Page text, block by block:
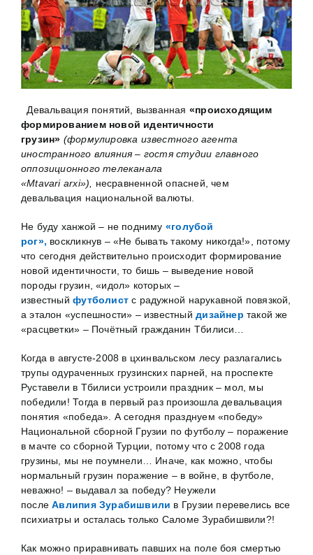
Девальвация понятий, вызванная «происходящим
формированием новой идентичности
грузин» (формулировка известного агента
иностранного влияния – гостя студии главного
оппозиционного телеканала
«Mtavari arxi»), несравненной опасней, чем
девальвация национальной валюты.
Не буду ханжой – не подниму «голубой
рог», воскликнув – «Не бывать такому никогда!», потому
что сегодня действительно происходит формирование
новой идентичности, то бишь – выведение новой
породы грузин, «идол» которых –
известныйфутболистс радужной нарукавной повязкой,
а эталон «успешности» – известныйдизайнер такой же
«расцветки» – Почётный гражданин Тбилиси…
Когда в августе-2008 в цхинвальском лесу разлагались
трупы одураченных грузинских парней, на проспекте
Руставели в Тбилиси устроили праздник – мол, мы
победили! Тогда в первый раз произошла девальвация
понятия «победа». А сегодня празднуем «победу»
Национальной сборной Грузии по футболу – поражение
в мачте со сборной Турции, потому что с 2008 года
грузины, мы не поумнели… Иначе, как можно, чтобы
нормальный грузин поражение – в войне, в футболе,
неважно! – выдавал за победу? Неужели
после Авлипия Зурабишвили в Грузии перевелись все
психиатры и осталась только Саломе Зурабишвили?!
Как можно приравнивать павших на поле боя смертью